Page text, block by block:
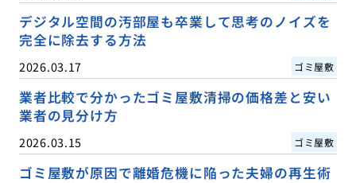
デジタル空間の汚部屋も卒業して思考のノイズを
完全に除去する方法
2026.03.17 ゴミ屋敷
業者比較で分かったゴミ屋敷清掃の価格差と安い
業者の見分け方
2026.03.15 ゴミ屋敷
ゴミ屋敷が原因で離婚危機に陥った夫婦の再生術